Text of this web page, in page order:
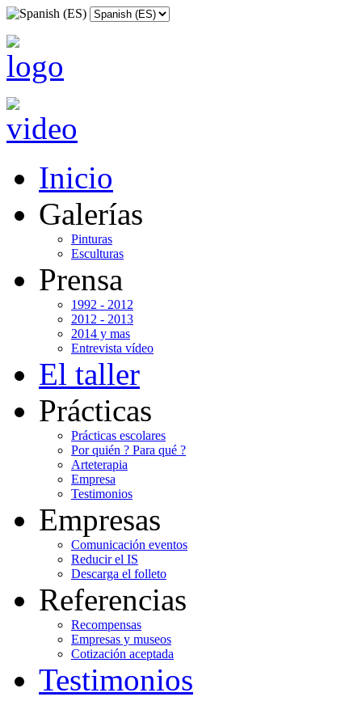
Inicio
Galerías
Pinturas
Esculturas
Prensa
1992 - 2012
2012 - 2013
2014 y mas
Entrevista vídeo
El taller
Prácticas
Prácticas escolares
Por quién ? Para qué ?
Arteterapia
Empresa
Testimonios
Empresas
Comunicación eventos
Reducir el IS
Descarga el folleto
Referencias
Recompensas
Empresas y museos
Cotización aceptada
Testimonios